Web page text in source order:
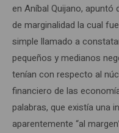
en Aníbal Quijano,
de marginalidad la cual
simple llamado a
pequeños y medianos
tenían con respecto al
financiero de las
palabras, que existía una
aparentemente “al